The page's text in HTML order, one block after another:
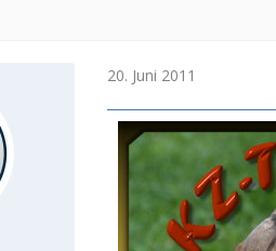
20. Juni 2011